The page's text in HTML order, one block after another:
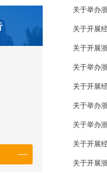
关于举办
关于开展
关于开展
关于举办
关于开展
关于举办
关于举办
关于开展
关于开展